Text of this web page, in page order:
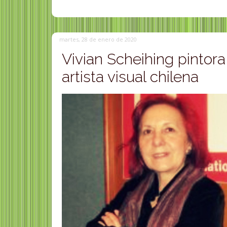
martes, 28 de enero de 2020
Vivian Scheihing
artista visual chilena